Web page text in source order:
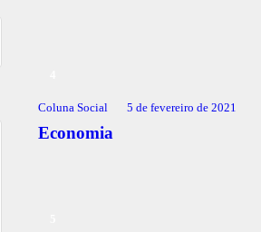
Coluna Social 5 de fevereiro de 2021
Economia